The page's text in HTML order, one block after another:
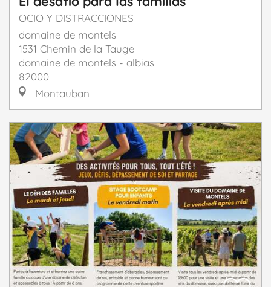
OCIO Y DISTRACCIONES
domaine de montels
1531 Chemin de la Tauge
domaine de montels - albias
82000
Montauban